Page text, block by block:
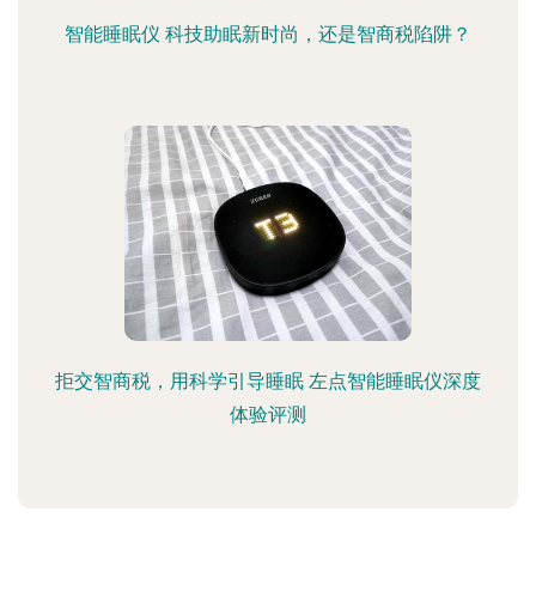
智能睡眠仪 科技助眠新时尚，还是智商税陷阱？
拒交智商税，用科学引导睡眠 左点智能睡眠仪深度
体验评测